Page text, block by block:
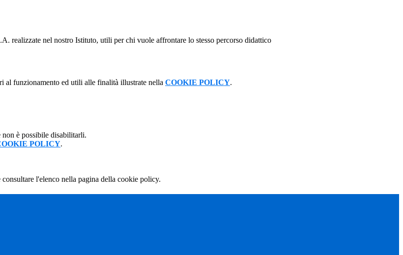
realizzate nel nostro Istituto, utili per chi vuole affrontare lo stesso percorso didattico
al funzionamento ed utili alle finalità illustrate nella COOKIE POLICY.
è possibile disabilitarli.
POLICY.
l'elenco nella pagina della cookie policy.